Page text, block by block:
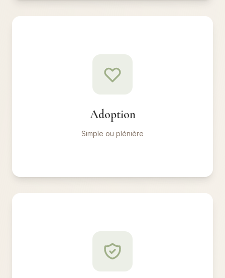
Adoption
Simple ou plénière
Adoption et filiation
✓ Liens juridiques sécurisés
Protection majeurs
Tutelle, curatelle pour majeurs vulnérables. Litiges